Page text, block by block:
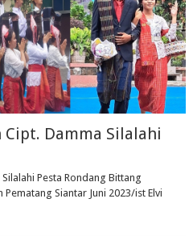
Damma Silalahi
Pesta Rondang Bittang
Siantar Juni 2023/ist Elvi